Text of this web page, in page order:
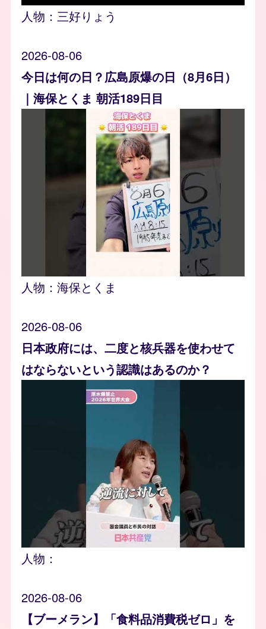
人物： 三好りょう
2026-08-06
今日は何の日？広島原爆の日（8月6日）
｜海保とくま 朝活189日目
人物： 海保とくま
2026-08-06
日本政府には、二度と核兵器を使わせて
はならないという認識はあるのか？
人物：
2026-08-06
【ブーメラン】「食料品消費税ゼロ」を